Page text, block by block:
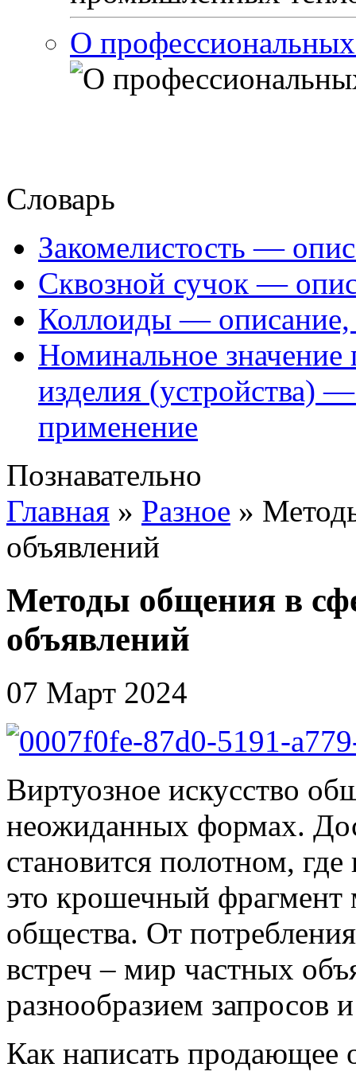
О
Словарь
Закомелистость —
Сквозной сучок —
Коллоиды — описание,
Номинальное значение
изделия (устройства)
применение
Познавательно
Главная » Разное »
объявлений
Методы общения в
объявлений
07 Март 2024
Виртуозное искусство
неожиданных формах.
становится полотном,
это крошечный фрагмент
общества. От
встреч – мир частных
разнообразием запросов
Как написать продающее